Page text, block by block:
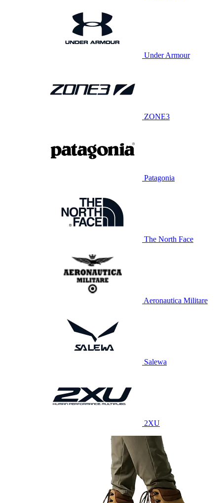
Under Armour
ZONE3
Patagonia
The North Face
Aeronautica Militare
Salewa
2XU